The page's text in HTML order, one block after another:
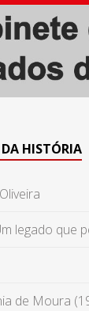
HISTÓRIA
legado que
de Moura